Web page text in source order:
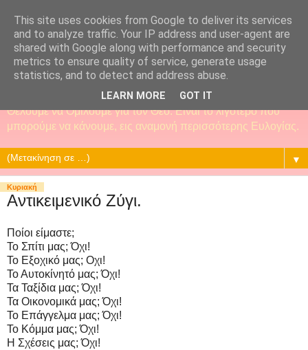
Θέλουμε να Ομιλούμε για τον Θεό. Είναι το λιγότερο που
μπορούμε να κάνουμε, εις αναμονή περισσότερης Ευλογίας.
▼
Κυριακή
Αντικειμενικό Ζύγι.
Ποίοι είμαστε;
Το Σπίτι μας; Όχι!
Το Εξοχικό μας; Οχι!
Το Αυτοκίνητό μας; Όχι!
Τα Ταξίδια μας; Όχι!
Τα Οικονομικά μας; Όχι!
Το Επάγγελμα μας; Όχι!
Το Κόμμα μας; Όχι!
Η Σχέσεις μας; Όχι!
This site uses cookies from Google to deliver its services
and to analyze traffic. Your IP address and user-agent are
shared with Google along with performance and security
metrics to ensure quality of service, generate usage
statistics, and to detect and address abuse.
LEARN MORE GOT IT